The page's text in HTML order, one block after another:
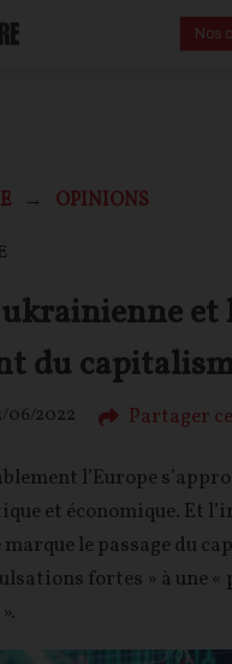
Nos
OPINIONS
et
du
06/2022 Partager
l’Europe
et économique. Et
le passage du
fortes » à une «